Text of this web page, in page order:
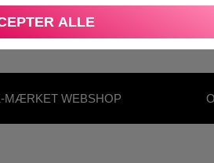
ALLE
MÆRKET WEBSHOP